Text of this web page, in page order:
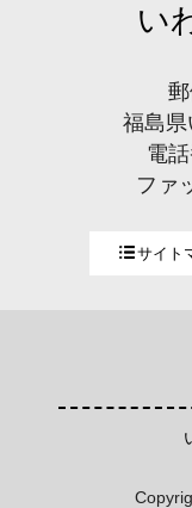
い
福島
電話
ファ
サイト